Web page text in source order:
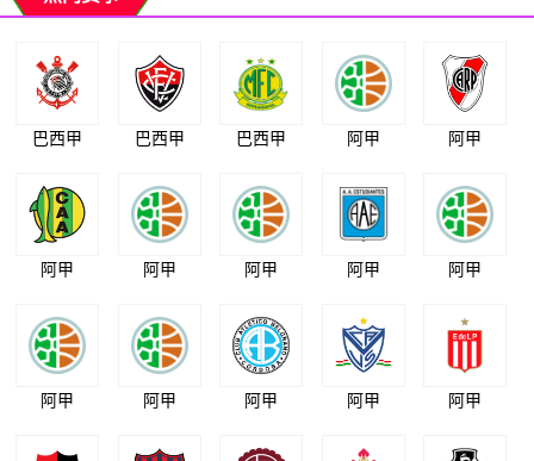
巴西甲 巴西甲 巴西甲 阿甲 阿甲
阿甲 阿甲 阿甲 阿甲 阿甲
阿甲 阿甲 阿甲 阿甲 阿甲